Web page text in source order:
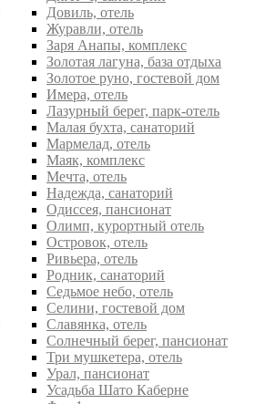
Довиль, отель
Журавли, отель
Заря Анапы, комплекс
Золотая лагуна, база отдыха
Золотое руно, гостевой дом
Имера, отель
Лазурный берег, парк-отель
Малая бухта, санаторий
Мармелад, отель
Маяк, комплекс
Мечта, отель
Надежда, санаторий
Одиссея, пансионат
Олимп, курортный отель
Островок, отель
Ривьера, отель
Родник, санаторий
Седьмое небо, отель
Селини, гостевой дом
Славянка, отель
Солнечный берег, пансионат
Три мушкетера, отель
Урал, пансионат
Усадьба Шато Каберне